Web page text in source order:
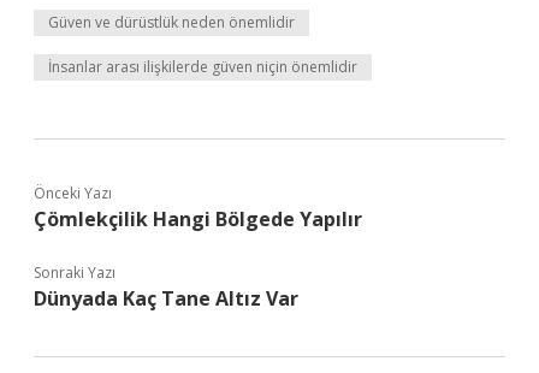
Güven ve dürüstlük neden önemlidir
İnsanlar arası ilişkilerde güven niçin önemlidir
Önceki Yazı
Çömlekçilik Hangi Bölgede Yapılır
Sonraki Yazı
Dünyada Kaç Tane Altız Var